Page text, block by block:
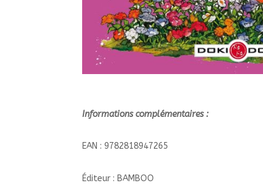
Informations complémentaires :
EAN : 9782818947265
Éditeur : BAMBOO